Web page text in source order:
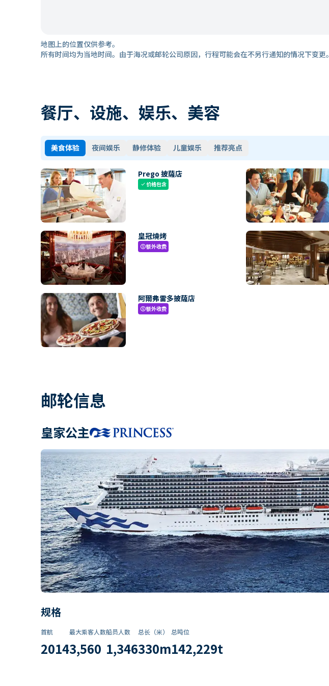
地图上的位置仅供参考。
所有时间均为当地时间。由于海况或邮轮公司原因，行程可能会在不另行通知的情况下变更。
餐厅、设施、娱乐、美容
美食体验 夜间娱乐 静修体验 儿童娱乐 推荐亮点
Prego 披薩店
check价格包含
皇冠燒烤
paid额外收费
阿爾弗雷多披薩店
paid额外收费
邮轮信息
皇家公主
规格
首航
2014
最大乘客人数
3,560
船员人数
1,346
总长（米）
330m
总吨位
142,229t